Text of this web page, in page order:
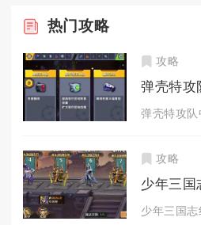
热门攻略
攻略
攻略